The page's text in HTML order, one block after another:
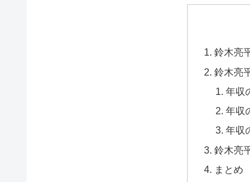
鈴木亮
鈴木亮
年収
年収
年収
鈴木亮
まとめ